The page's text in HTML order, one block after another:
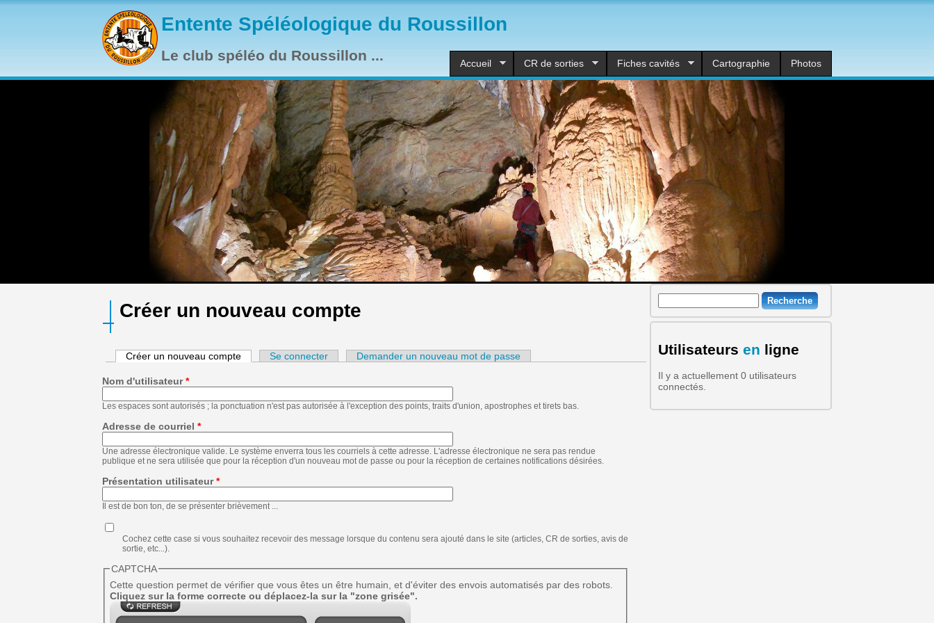
Aller au contenu principal
Entente Spéléologique du Roussillon
Le club spéléo du Roussillon ... Accueil CR de sorties Fiches cavités Cartographie Photos
Créer un nouveau compte
Créer un nouveau compte (onglet actif)
Se connecter Demander un nouveau mot de passe
Nom d'utilisateur*
Les espaces sont autorisés ; la ponctuation n'est pas autorisée à l'exception des points, traits d'union, apostrophes et tirets bas.
Adresse de courriel *
Une adresse électronique valide. Le système enverra tous les courriels à cette adresse. L'adresse électronique ne sera pas rendue
publique et ne sera utilisée que pour la réception d'un nouveau mot de passe ou pour la réception de certaines notifications désirées.
Présentation utilisateur*
Il est de bon ton, de se présenter brièvement ...
Cochez cette case si vous souhaitez recevoir des message lorsque du contenu sera ajouté dans le site (articles, CR de sorties, avis de
sortie, etc...).
CAPTCHA
Cette question permet de vérifier que vous êtes un être humain, et d'éviter des envois automatisés par des robots.
Cliquez sur la forme correcte ou déplacez-la sur la "zone grisée".
Formulaire de recherche
Recherche
Utilisateurs en ligne
Il y a actuellement 0 utilisateurs
connectés.